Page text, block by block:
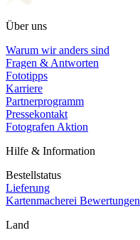
Über uns
Warum wir anders sind
Fragen & Antworten
Fototipps
Karriere
Partnerprogramm
Pressekontakt
Fotografen Aktion
Hilfe & Information
Bestellstatus
Lieferung
Kartenmacherei Bewertungen
Land